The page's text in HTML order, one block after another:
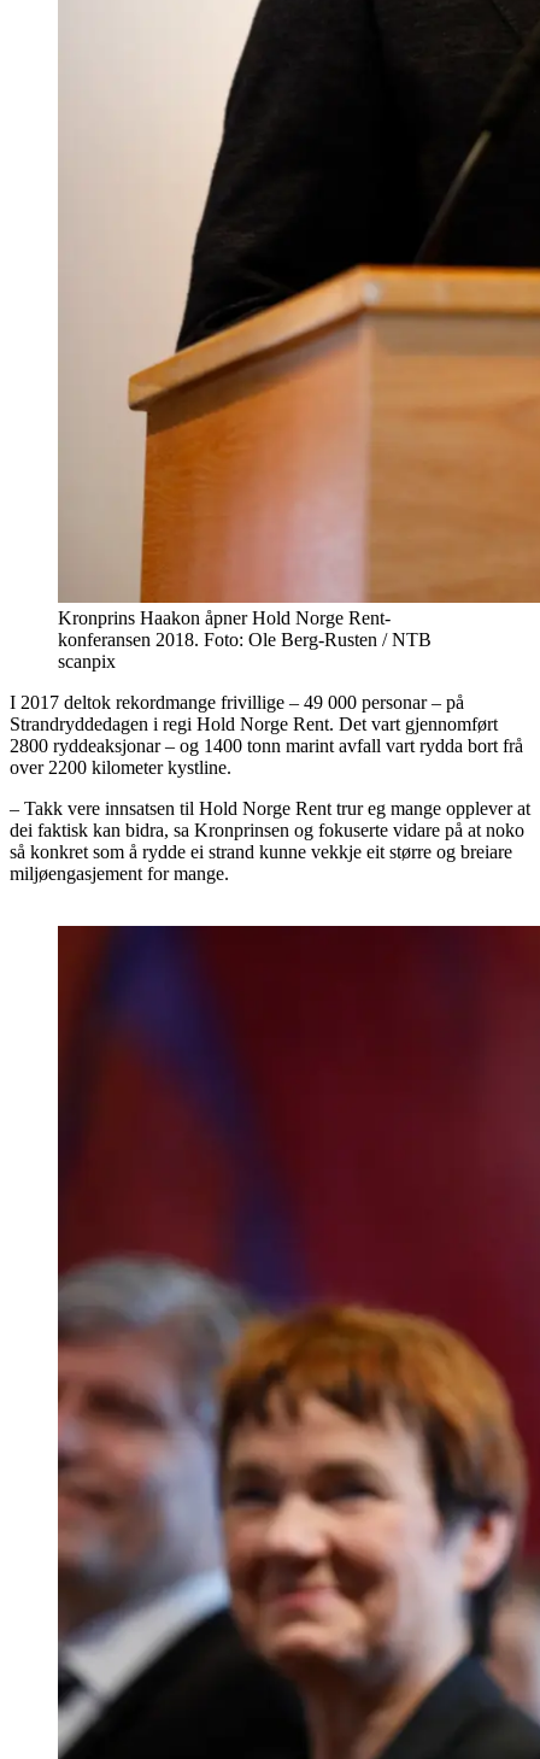
Kronprins Haakon åpner Hold Norge Rent-
konferansen 2018. Foto: Ole Berg-Rusten / NTB
scanpix
I 2017 deltok rekordmange frivillige – 49 000 personar – på
Strandryddedagen i regi Hold Norge Rent. Det vart gjennomført
2800 ryddeaksjonar – og 1400 tonn marint avfall vart rydda bort frå
over 2200 kilometer kystline.
– Takk vere innsatsen til Hold Norge Rent trur eg mange opplever at
dei faktisk kan bidra, sa Kronprinsen og fokuserte vidare på at noko
så konkret som å rydde ei strand kunne vekkje eit større og breiare
miljøengasjement for mange.